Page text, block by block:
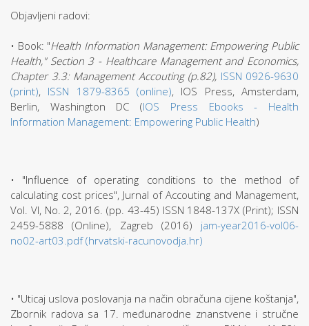
Objavljeni radovi:
• Book: "Health Information Management: Empowering Public
Health," Section 3 - Healthcare Management and Economics,
Chapter 3.3: Management Accouting (p.82), ISSN 0926-9630
(print), ISSN 1879-8365 (online), IOS Press, Amsterdam,
Berlin, Washington DC (IOS Press Ebooks - Health
Information Management: Empowering Public Health)
• "Influence of operating conditions to the method of
calculating cost prices", Jurnal of Accouting and Management,
Vol. VI, No. 2, 2016. (pp. 43-45) ISSN 1848-137X (Print); ISSN
2459-5888 (Online), Zagreb (2016) jam-year2016-vol06-
no02-art03.pdf (hrvatski-racunovodja.hr)
• "Uticaj uslova poslovanja na način obračuna cijene koštanja",
Zbornik radova sa 17. međunarodne znanstvene i stručne